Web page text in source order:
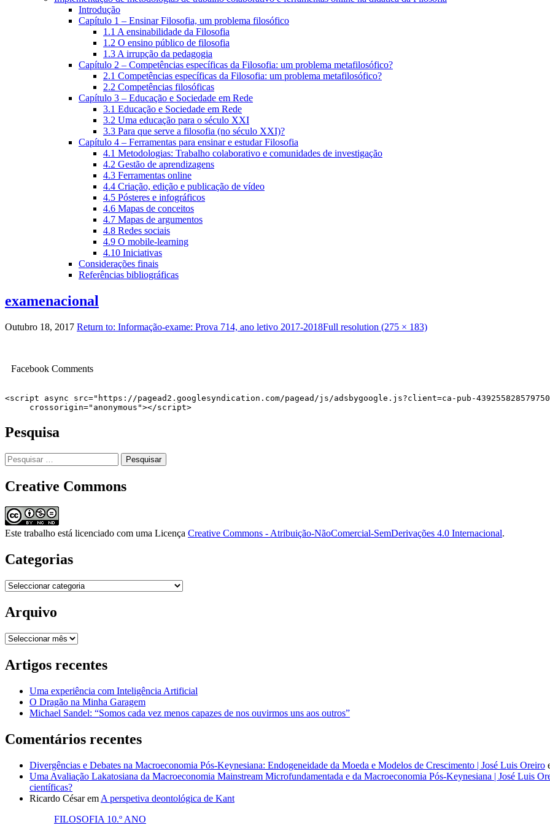
Introdução
Capítulo 1 – Ensinar Filosofia, um problema filosófico
1.1 A ensinabilidade da Filosofia
1.2 O ensino público de filosofia
1.3 A irrupção da pedagogia
Capítulo 2 – Competências específicas da Filosofia: um problema metafilosófico?
2.1 Competências específicas da Filosofia: um problema metafilosófico?
2.2 Competências filosóficas
Capítulo 3 – Educação e Sociedade em Rede
3.1 Educação e Sociedade em Rede
3.2 Uma educação para o século XXI
3.3 Para que serve a filosofia (no século XXI)?
Capítulo 4 – Ferramentas para ensinar e estudar Filosofia
4.1 Metodologias: Trabalho colaborativo e comunidades de investigação
4.2 Gestão de aprendizagens
4.3 Ferramentas online
4.4 Criação, edição e publicação de vídeo
4.5 Pósteres e infográficos
4.6 Mapas de conceitos
4.7 Mapas de argumentos
4.8 Redes sociais
4.9 O mobile-learning
4.10 Iniciativas
Considerações finais
Referências bibliográficas
examenacional
Outubro 18, 2017 Return to: Informação-exame: Prova 714, ano letivo 2017-2018Full resolution (275 × 183)
Facebook Comments
<script async src="https://pagead2.googlesyndication.com/pagead/js/adsbygoogle.js?client=ca-pub-
     crossorigin="anonymous"></script>
Pesquisa
Pesquisar
por:
Creative Commons
Este trabalho está licenciado com uma Licença Creative Commons - Atribuição-NãoComercial-SemDerivações 4.0 Internacional.
Categorias
Categorias
Arquivo
Arquivo
Artigos recentes
Uma experiência com Inteligência Artificial
O Dragão na Minha Garagem
Michael Sandel: “Somos cada vez menos capazes de nos ouvirmos uns aos outros”
Comentários recentes
Divergências e Debates na Macroeconomia Pós-Keynesiana: Endogeneidade da Moeda e Modelos de Crescimento | José Luis Oreiro
Uma Avaliação Lakatosiana da Macroeconomia Mainstream Microfundamentada e da Macroeconomia Pós-Keynesiana | José Luis
científicas?
Ricardo Césarem A perspetiva deontológica de Kant
FILOSOFIA 10.º ANO